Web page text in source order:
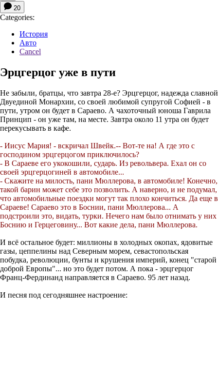
20
Categories:
История
Авто
Cancel
Эрцгерцог уже в пути
Не забыли, братцы, что завтра 28-е? Эрцгерцог, надежда славной
Двуединой Монархии, со своей любимой супругой Софией - в
пути, утром он будет в Сараево. А чахоточный юноша Гаврила
Принцип - он уже там, на месте. Завтра около 11 утра он будет
перекусывать в кафе.
- Иисус Мария! - вскричал Швейк.-- Вот-те на! А где это с
господином эрцгерцогом приключилось?
- В Сараеве его укокошили, сударь. Из револьвера. Ехал он со
своей эрцгерцогиней в автомобиле...
- Скажите на милость, пани Мюллерова, в автомобиле! Конечно,
такой барин может себе это позволить. А наверно, и не подумал,
что автомобильные поездки могут так плохо кончиться. Да еще в
Сараеве! Сараево это в Боснии, пани Мюллерова... А
подстроили это, видать, турки. Нечего нам было отнимать у них
Боснию и Герцеговину... Вот какие дела, пани Мюллерова.
И всё остальное будет: миллионы в холодных окопах, ядовитые
газы, цеппелины над Северным морем, севастопольская
побудка, революции, бунты и крушения империй, конец "старой
доброй Европы"... но это будет потом. А пока - эрцгерцог
Франц-Фердинанд направляется в Сараево. 95 лет назад.
И песня под сегодняшнее настроение: